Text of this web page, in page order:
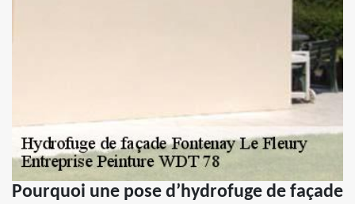
Pourquoi une pose d’hydrofuge de façade